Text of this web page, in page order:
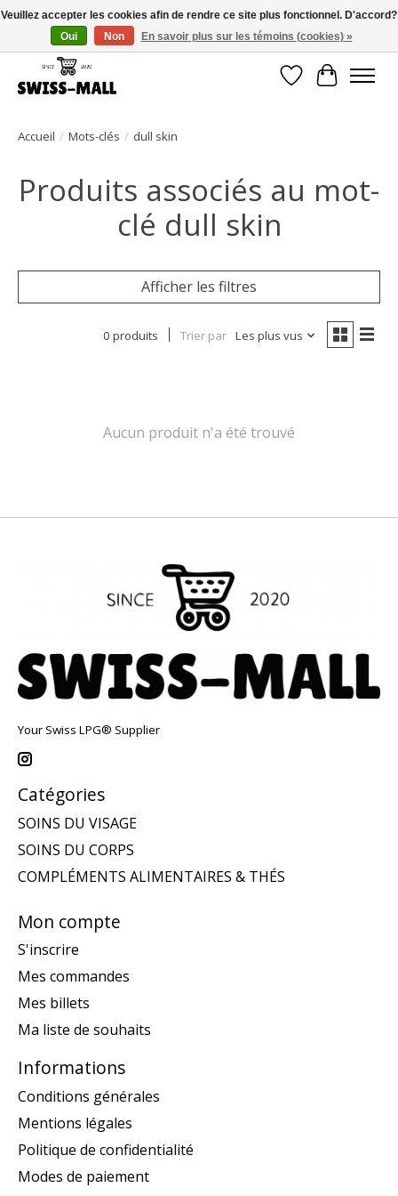
Livraison gratuite dès CHF 250 – livrée avec soin et fiabilité
Liste dePanier
Accueil / Mots-clés / dull skin
Produits associés au mot-
clé dull skin
Afficher les filtres
0 produits Trier par Les plus vus
Aucun produit n'a été trouvé
Your Swiss LPG® Supplier
Catégories
SOINS DU VISAGE
SOINS DU CORPS
COMPLÉMENTS ALIMENTAIRES & THÉS
Mon compte
S'inscrire
Mes commandes
Mes billets
Ma liste de souhaits
Informations
Conditions générales
Mentions légales
Politique de confidentialité
Modes de paiement
Veuillez accepter les cookies afin de rendre ce site plus fonctionnel. D'accord?
Oui
Non En savoir plus sur les témoins (cookies) »